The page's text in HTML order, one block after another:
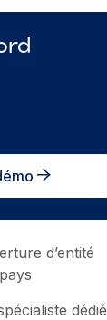
d’entité
dédié